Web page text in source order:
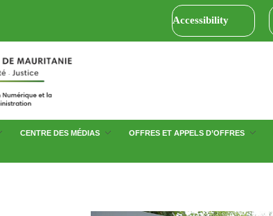
Accessibility
CENTRE DES MÉDIAS OFFRES ET APPELS D’OFFRES